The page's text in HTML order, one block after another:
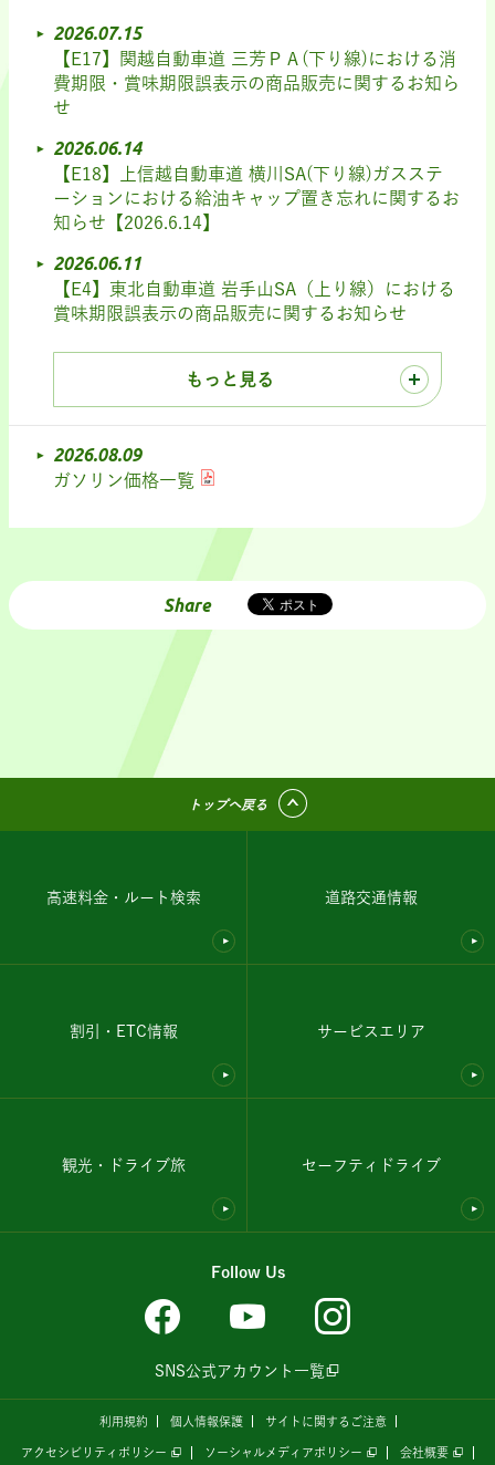
2026.07.15
【E17】関越自動車道 三芳ＰＡ(下り線)における消
費期限・賞味期限誤表示の商品販売に関するお知ら
せ
2026.06.14
【E18】上信越自動車道 横川SA(下り線)ガスステ
ーションにおける給油キャップ置き忘れに関するお
知らせ【2026.6.14】
2026.06.11
【E4】東北自動車道 岩手山SA（上り線）における
賞味期限誤表示の商品販売に関するお知らせ
もっと見る
2026.08.09
ガソリン価格一覧
Share
トップへ戻る
高速料金・ルート検索 道路交通情報
割引・ETC情報 サービスエリア
観光・ドライブ旅 セーフティドライブ
Follow Us
SNS公式アカウント一覧
利用規約 個人情報保護 サイトに関するご注意
アクセシビリティポリシー ソーシャルメディアポリシー 会社概要